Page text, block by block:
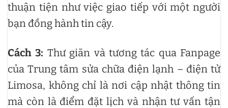
thuận tiện như việc giao tiếp với một người
bạn đồng hành tin cậy.
Cách 3: Thư giãn và tương tác qua Fanpage
của Trung tâm sửa chữa điện lạnh – điện tử
Limosa, không chỉ là nơi cập nhật thông tin
mà còn là điểm đặt lịch và nhận tư vấn tận